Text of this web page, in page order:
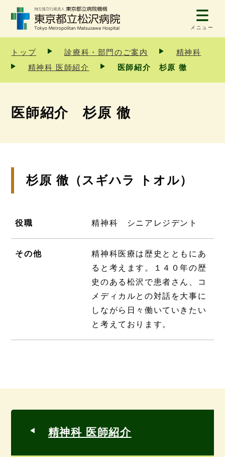
メニュー
トップ 診療科・部門のご案内
精神科
精神科 医師紹介
医師紹介 杉原 徹
医師紹介 杉原 徹
杉原 徹（スギハラ トオル）
役職 精神科 シニアレジデント
その他
精神科医療は歴史とともにあ
ると考えます。１４０年の歴
史のある松沢で患者さん、コ
メディカルとの対話を大事に
しながら日々働いていきたい
と考えております。
精神科 医師紹介